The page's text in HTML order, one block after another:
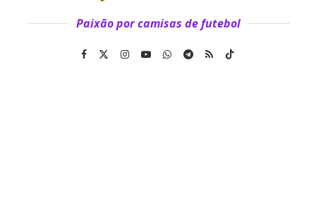
Paixão por camisas de futebol